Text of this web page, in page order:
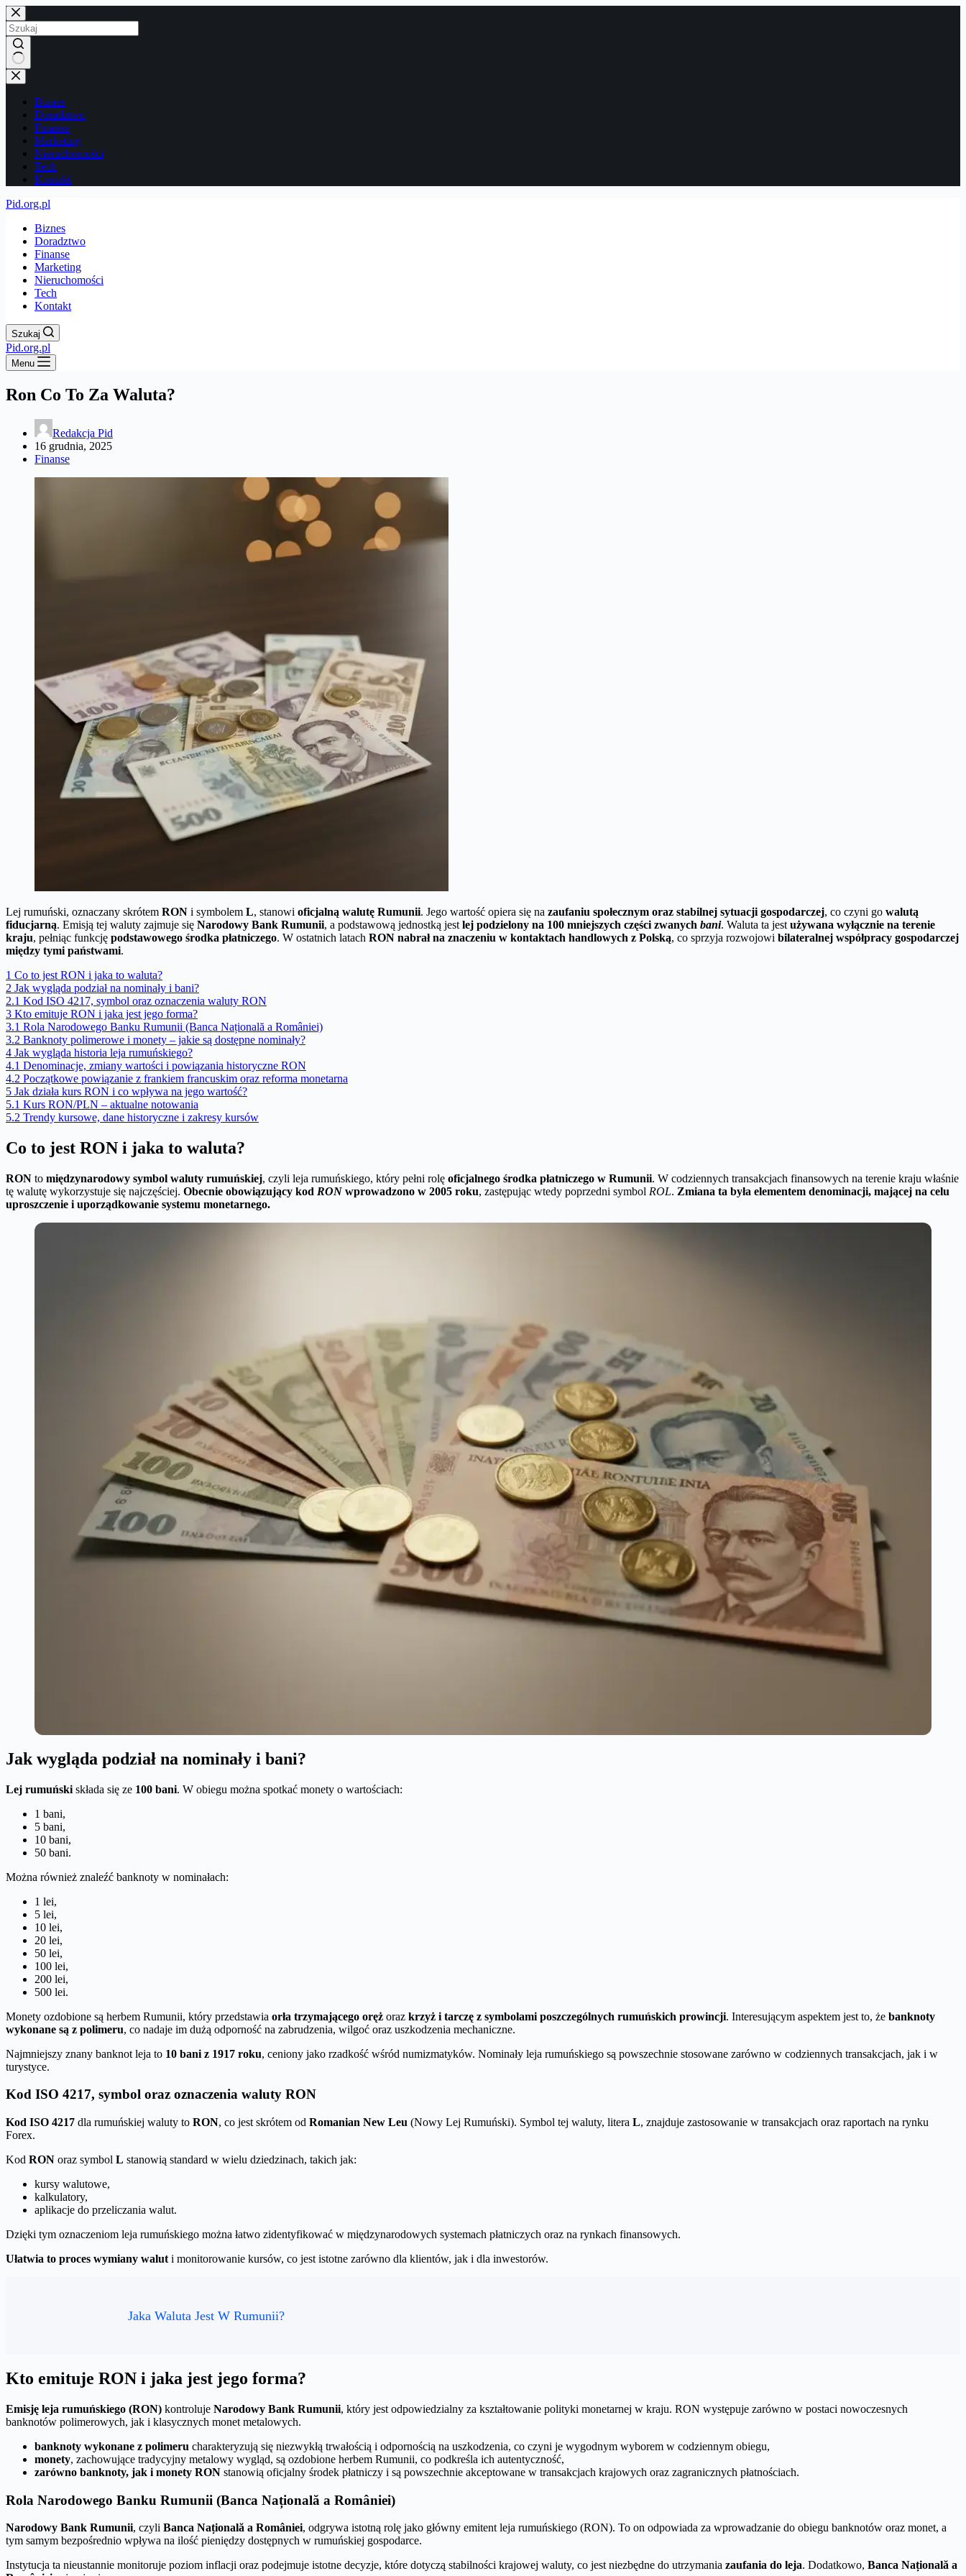
Przejdź
do
treści
Brak
wyników
Biznes
Doradztwo
Finanse
Marketing
Nieruchomości
Tech
Kontakt
Pid.org.pl
Biznes
Doradztwo
Finanse
Marketing
Nieruchomości
Tech
Kontakt
Szukaj
Pid.org.pl
Menu
Ron Co To Za Waluta?
Redakcja Pid
16 grudnia, 2025
Finanse
Lej rumuński, oznaczany skrótem RON i symbolem L, stanowi oficjalną walutę Rumunii. Jego wartość opiera się na zaufaniu społecznym oraz stabilnej sytuacji gospodarczej, co czyni go walutą
fiducjarną. Emisją tej waluty zajmuje się Narodowy Bank Rumunii, a podstawową jednostką jest lej podzielony na 100 mniejszych części zwanych bani. Waluta ta jest używana wyłącznie na terenie
kraju, pełniąc funkcję podstawowego środka płatniczego. W ostatnich latach RON nabrał na znaczeniu w kontaktach handlowych z Polską, co sprzyja rozwojowi bilateralnej współpracy gospodarczej
między tymi państwami.
1 Co to jest RON i jaka to waluta?
2 Jak wygląda podział na nominały i bani?
2.1 Kod ISO 4217, symbol oraz oznaczenia waluty RON
3 Kto emituje RON i jaka jest jego forma?
3.1 Rola Narodowego Banku Rumunii (Banca Națională a României)
3.2 Banknoty polimerowe i monety – jakie są dostępne nominały?
4 Jak wygląda historia leja rumuńskiego?
4.1 Denominacje, zmiany wartości i powiązania historyczne RON
4.2 Początkowe powiązanie z frankiem francuskim oraz reforma monetarna
5 Jak działa kurs RON i co wpływa na jego wartość?
5.1 Kurs RON/PLN – aktualne notowania
5.2 Trendy kursowe, dane historyczne i zakresy kursów
Co to jest RON i jaka to waluta?
RON to międzynarodowy symbol waluty rumuńskiej, czyli leja rumuńskiego, który pełni rolę oficjalnego środka płatniczego w Rumunii. W codziennych transakcjach finansowych na terenie kraju właśnie
tę walutę wykorzystuje się najczęściej. Obecnie obowiązujący kod RON wprowadzono w 2005 roku, zastępując wtedy poprzedni symbol ROL. Zmiana ta była elementem denominacji, mającej na celu
uproszczenie i uporządkowanie systemu monetarnego.
Jak wygląda podział na nominały i bani?
Lej rumuński składa się ze 100 bani. W obiegu można spotkać monety o wartościach:
1 bani,
5 bani,
10 bani,
50 bani.
Można również znaleźć banknoty w nominałach:
1 lei,
5 lei,
10 lei,
20 lei,
50 lei,
100 lei,
200 lei,
500 lei.
Monety ozdobione są herbem Rumunii, który przedstawia orła trzymającego oręż oraz krzyż i tarczę z symbolami poszczególnych rumuńskich prowincji. Interesującym aspektem jest to, że banknoty
wykonane są z polimeru, co nadaje im dużą odporność na zabrudzenia, wilgoć oraz uszkodzenia mechaniczne.
Najmniejszy znany banknot leja to 10 bani z 1917 roku, ceniony jako rzadkość wśród numizmatyków. Nominały leja rumuńskiego są powszechnie stosowane zarówno w codziennych transakcjach, jak i w
turystyce.
Kod ISO 4217, symbol oraz oznaczenia waluty RON
Kod ISO 4217 dla rumuńskiej waluty to RON, co jest skrótem od Romanian New Leu (Nowy Lej Rumuński). Symbol tej waluty, litera L, znajduje zastosowanie w transakcjach oraz raportach na rynku
Forex.
Kod RON oraz symbol L stanowią standard w wielu dziedzinach, takich jak:
kursy walutowe,
kalkulatory,
aplikacje do przeliczania walut.
Dzięki tym oznaczeniom leja rumuńskiego można łatwo zidentyfikować w międzynarodowych systemach płatniczych oraz na rynkach finansowych.
Ułatwia to proces wymiany walut i monitorowanie kursów, co jest istotne zarówno dla klientów, jak i dla inwestorów.
Jaka Waluta Jest W Rumunii?
Kto emituje RON i jaka jest jego forma?
Emisję leja rumuńskiego (RON) kontroluje Narodowy Bank Rumunii, który jest odpowiedzialny za kształtowanie polityki monetarnej w kraju. RON występuje zarówno w postaci nowoczesnych
banknotów polimerowych, jak i klasycznych monet metalowych.
banknoty wykonane z polimeru charakteryzują się niezwykłą trwałością i odpornością na uszkodzenia, co czyni je wygodnym wyborem w codziennym obiegu,
monety, zachowujące tradycyjny metalowy wygląd, są ozdobione herbem Rumunii, co podkreśla ich autentyczność,
zarówno banknoty, jak i monety RON stanowią oficjalny środek płatniczy i są powszechnie akceptowane w transakcjach krajowych oraz zagranicznych płatnościach.
Rola Narodowego Banku Rumunii (Banca Națională a României)
Narodowy Bank Rumunii, czyli Banca Națională a României, odgrywa istotną rolę jako główny emitent leja rumuńskiego (RON). To on odpowiada za wprowadzanie do obiegu banknotów oraz monet, a
tym samym bezpośrednio wpływa na ilość pieniędzy dostępnych w rumuńskiej gospodarce.
Instytucja ta nieustannie monitoruje poziom inflacji oraz podejmuje istotne decyzje, które dotyczą stabilności krajowej waluty, co jest niezbędne do utrzymania zaufania do leja. Dodatkowo, Banca Națională a